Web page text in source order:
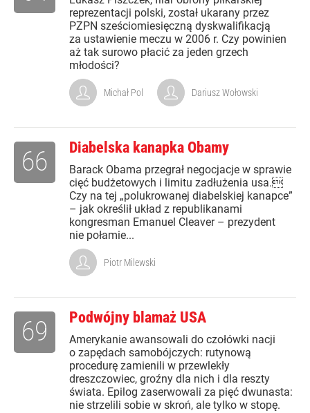
reprezentacji polski, został ukarany przez
PZPN sześciomiesięczną dyskwalifikacją
za ustawienie meczu w 2006 r. Czy powinien
aż tak surowo płacić za jeden grzech
młodości?
Michał Pol Dariusz Wołowski
Diabelska kanapka Obamy
Barack Obama przegrał negocjacje w sprawie
cięć budżetowych i limitu zadłużenia usa.
Czy na tej „polukrowanej diabelskiej kanapce”
– jak określił układ z republikanami
kongresman Emanuel Cleaver – prezydent
nie połamie...
66
Piotr Milewski
Podwójny blamaż USA
Amerykanie awansowali do czołówki nacji
o zapędach samobójczych: rutynową
procedurę zamienili w przewlekły
dreszczowiec, groźny dla nich i dla reszty
świata. Epilog zaserwowali za pięć dwunasta:
nie strzelili sobie w skroń, ale tylko w stopę.
69